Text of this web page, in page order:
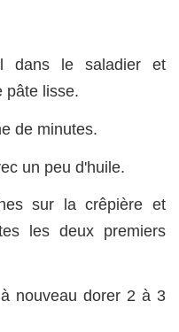
dans le saladier et
pâte lisse.
de minutes.
un peu d'huile.
sur la crêpière et
les deux premiers
nouveau dorer 2 à 3